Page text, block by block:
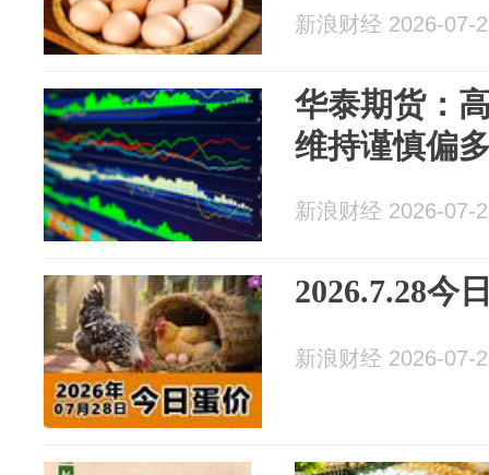
新浪财经 2026-07-
华泰期货：
维持谨慎偏
新浪财经 2026-07-
2026.7.28今
新浪财经 2026-07-